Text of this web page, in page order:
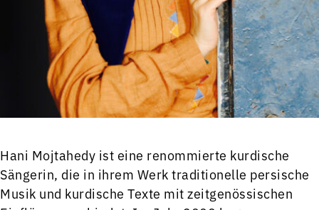
Hani Mojtahedy ist eine renommierte kurdische
Sängerin, die in ihrem Werk traditionelle persische
Musik und kurdische Texte mit zeitgenössischen